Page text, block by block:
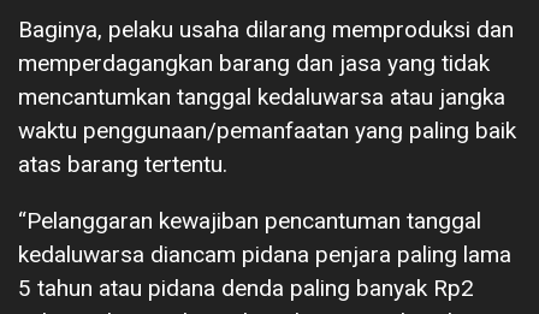
Baginya, pelaku usaha dilarang memproduksi dan
memperdagangkan barang dan jasa yang tidak
mencantumkan tanggal kedaluwarsa atau jangka
waktu penggunaan/pemanfaatan yang paling baik
atas barang tertentu.
“Pelanggaran kewajiban pencantuman tanggal
kedaluwarsa diancam pidana penjara paling lama
5 tahun atau pidana denda paling banyak Rp2